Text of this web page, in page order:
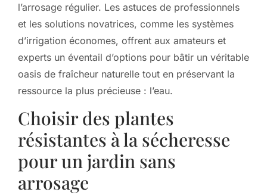
l’arrosage régulier. Les astuces de professionnels
et les solutions novatrices, comme les systèmes
d’irrigation économes, offrent aux amateurs et
experts un éventail d’options pour bâtir un véritable
oasis de fraîcheur naturelle tout en préservant la
ressource la plus précieuse : l’eau.
Choisir des plantes
résistantes à la sécheresse
pour un jardin sans
arrosage